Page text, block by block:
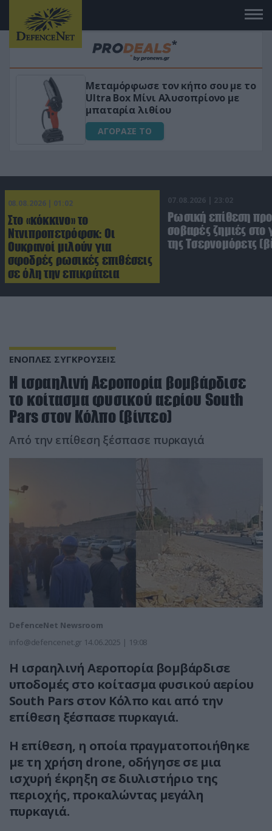
«Μαγική» φόρμουλα τριβόλι +
για αύξηση της λίμπιντο
ΑΓΟΡΑΣΕ ΤΟ
08.08.2026 | 01:02
Στο «κόκκινο» το
Ντνιπροπετρόφσκ: Οι
Ουκρανοί μιλούν για
σφοδρές ρωσικές επιθέσεις
σε όλη την επικράτεια
07.08.2026 | 23:02
Ρωσική επίθεση
σοβαρές ζημιές στο
της Τσερνομόρετς
ΕΝΟΠΛΕΣ ΣΥΓΚΡΟΥΣΕΙΣ
Η ισραηλινή Αεροπορία βομβάρδισε
το κοίτασμα φυσικού αερίου South
Pars στον Κόλπο (βίντεο)
Από την επίθεση ξέσπασε πυρκαγιά
DefenceNet Newsroom
info@defencenet.gr 14.06.2025 | 19:08
Η ισραηλινή Αεροπορία βομβάρδισε
υποδομές στο κοίτασμα φυσικού αερίου
South Pars στον Κόλπο και από την
επίθεση ξέσπασε πυρκαγιά.
Η επίθεση, η οποία πραγματοποιήθηκε
με τη χρήση drone, οδήγησε σε μια
ισχυρή έκρηξη σε διυλιστήριο της
περιοχής, προκαλώντας μεγάλη
πυρκαγιά.